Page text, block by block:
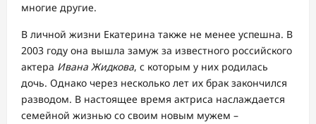
многие другие.
В личной жизни Екатерина также не менее успешна. В
2003 году она вышла замуж за известного российского
актера Ивана Жидкова, с которым у них родилась
дочь. Однако через несколько лет их брак закончился
разводом. В настоящее время актриса наслаждается
семейной жизнью со своим новым мужем –